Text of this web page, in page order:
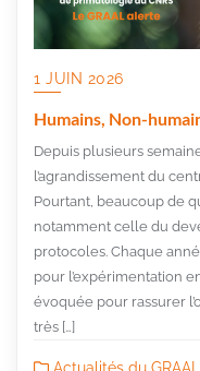
1 JUIN 2026
Humains, Non-
Depuis plusieurs
l’agrandissement du
Pourtant, beaucoup de
notamment celle du
protocoles. Chaque
pour l’expérimentation
évoquée pour rassurer
très […]
Actualités du GRAAL